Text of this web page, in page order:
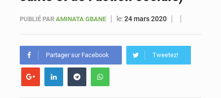
PUBLIÉ PAR AMINATA GBANE le:24 mars 2020
Partager sur Facebook Tweetez!